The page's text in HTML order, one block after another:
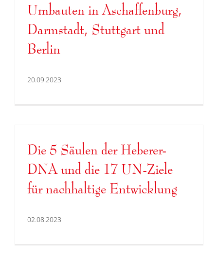
Umbauten in Aschaffenburg,
Darmstadt, Stuttgart und
Berlin
20.09.2023
Die 5 Säulen der Heberer-
DNA und die 17 UN-Ziele
für nachhaltige Entwicklung
02.08.2023